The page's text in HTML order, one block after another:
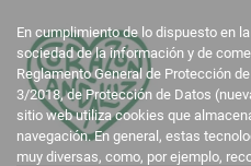
En cumplimiento de lo dispuesto en
sociedad de la información y de
Reglamento General de Protección
3/2018, de Protección de Datos
sitio web utiliza cookies que
navegación. En general, estas
muy diversas, como, por ejemplo,